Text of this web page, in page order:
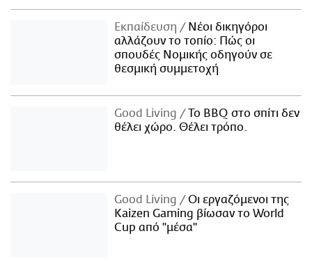
Εκπαίδευση
Νέοι δικηγόροι
αλλάζουν το τοπίο: Πώς οι
σπουδές Νομικής οδηγούν σε
θεσμική συμμετοχή
Good Living
Το BBQ στο σπίτι δεν
θέλει χώρο. Θέλει τρόπο.
Good Living
Οι εργαζόμενοι της
Kaizen Gaming βίωσαν το World
Cup από "μέσα"